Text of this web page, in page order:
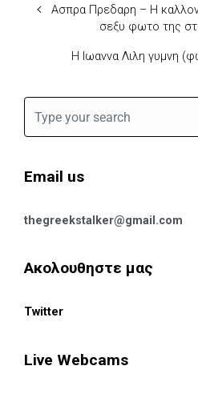
Ασπρα Πρεδαρη – Η
σεξυ φωτο της
Η Ιωαννα Λιλη γυμνη
Email us
thegreekstalker@gmail.com
Ακολουθηστε μας
Twitter
Live Webcams